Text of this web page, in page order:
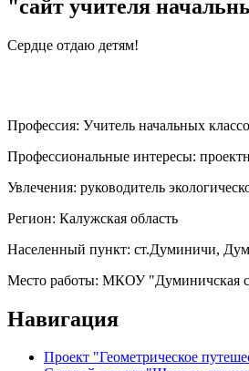
"сайт учителя
Сердце отдаю детям!
Профессия: Учитель начальных
Профессиональные интересы:
Увлечения: руководитель
Регион: Калужская область
Населенный пункт: ст.Думиничи,
Место работы: МКОУ "Думиничская
Навигация
Проект "Геометрическое